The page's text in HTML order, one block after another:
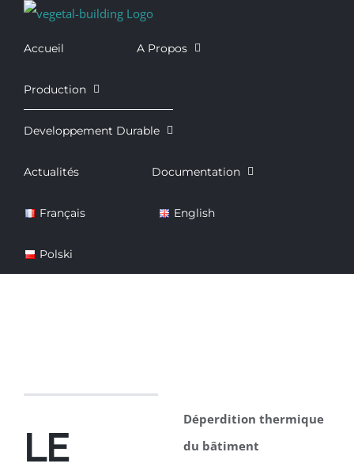
Passer
Accueil A Propos
Production
Developpement Durable
Actualités Documentation
Français English
Polski
LE
Déperdition thermique
du bâtiment